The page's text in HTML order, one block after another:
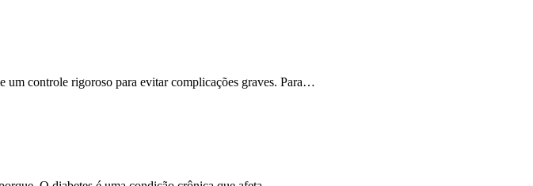
um controle rigoroso para evitar complicações graves. Para…